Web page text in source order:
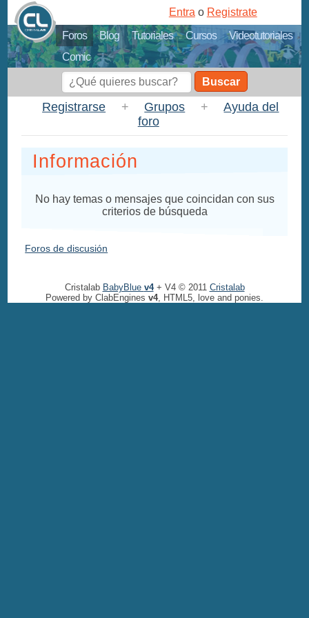
Foros Blog Tutoriales Cursos
Videotutoriales
Comic
Entra o Registrate
Buscar
Registrarse + Grupos +
Ayuda del
foro
Información
No hay temas o mensajes que coincidan con sus
criterios de búsqueda
Foros de discusión
Cristalab BabyBlue v4+ V4 © 2011 Cristalab
Powered by ClabEngines v4, HTML5, love and ponies.